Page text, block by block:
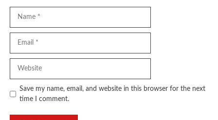
Save my name, email, and website in this browser for the next
time I comment.